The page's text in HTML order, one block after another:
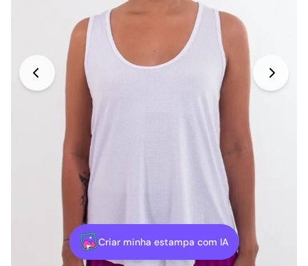
Criar minha estampa com IA